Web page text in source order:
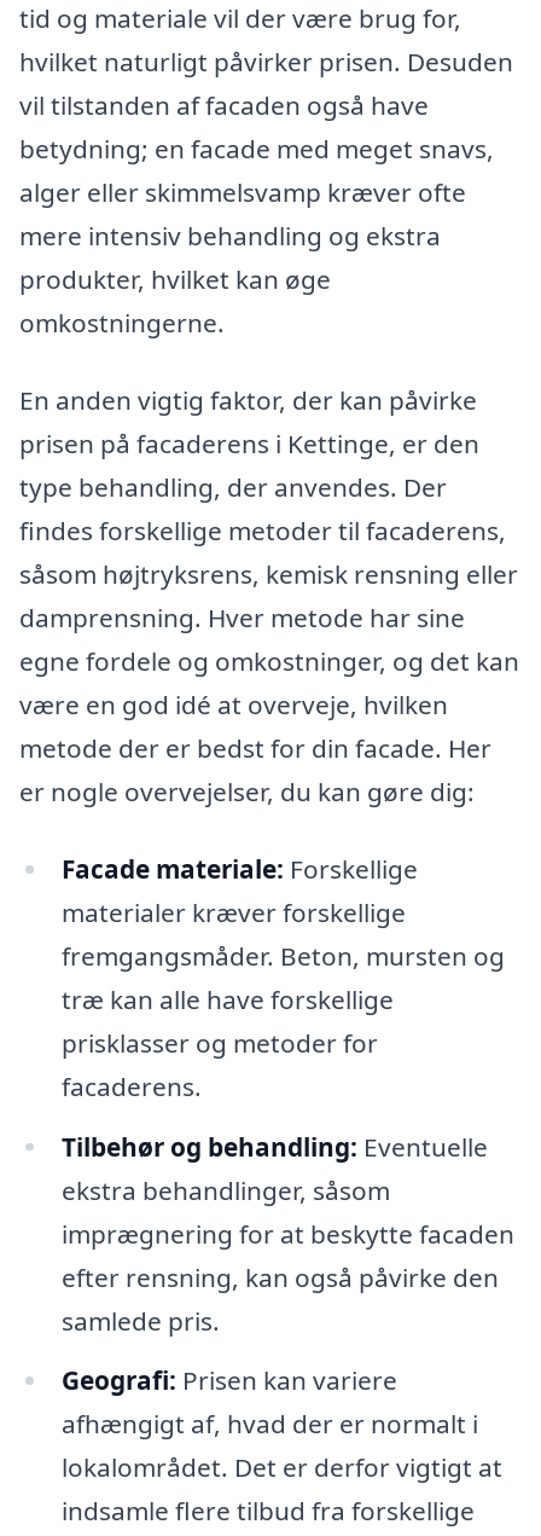
tid og materiale vil der være brug for,
hvilket naturligt påvirker prisen. Desuden
vil tilstanden af facaden også have
betydning; en facade med meget snavs,
alger eller skimmelsvamp kræver ofte
mere intensiv behandling og ekstra
produkter, hvilket kan øge
omkostningerne.
En anden vigtig faktor, der kan påvirke
prisen på facaderens i Kettinge, er den
type behandling, der anvendes. Der
findes forskellige metoder til facaderens,
såsom højtryksrens, kemisk rensning eller
damprensning. Hver metode har sine
egne fordele og omkostninger, og det kan
være en god idé at overveje, hvilken
metode der er bedst for din facade. Her
er nogle overvejelser, du kan gøre dig:
Facade materiale: Forskellige
materialer kræver forskellige
fremgangsmåder. Beton, mursten og
træ kan alle have forskellige
prisklasser og metoder for
facaderens.
Tilbehør og behandling: Eventuelle
ekstra behandlinger, såsom
imprægnering for at beskytte facaden
efter rensning, kan også påvirke den
samlede pris.
Geografi: Prisen kan variere
afhængigt af, hvad der er normalt i
lokalområdet. Det er derfor vigtigt at
indsamle flere tilbud fra forskellige